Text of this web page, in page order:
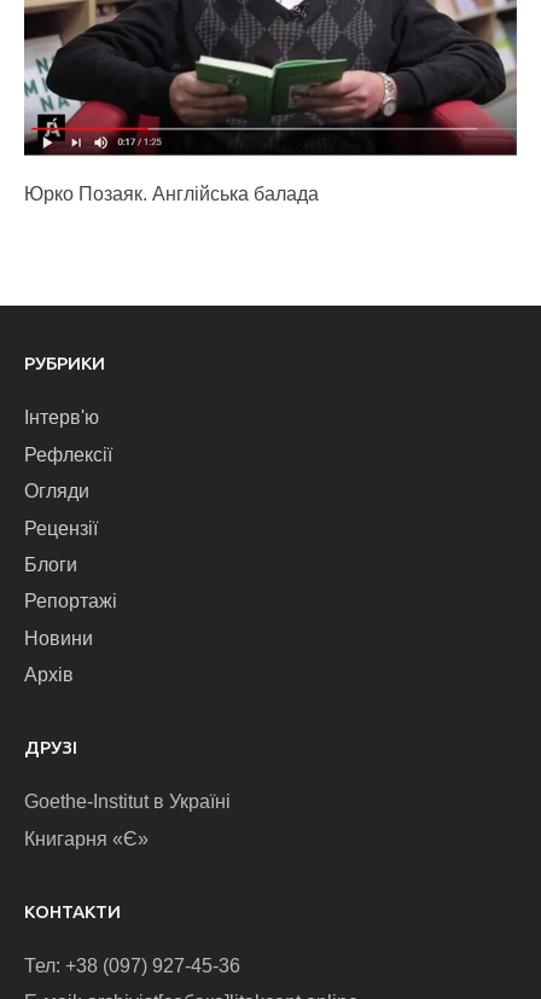
Юрко Позаяк. Англійська балада
РУБРИКИ
Інтерв'ю
Рефлексії
Огляди
Рецензії
Блоги
Репортажі
Новини
Архів
ДРУЗІ
Goethe-Institut в Україні
Книгарня «Є»
КОНТАКТИ
Тел: +38 (097) 927-45-36